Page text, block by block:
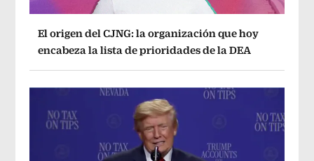
El origen del CJNG: la organización que hoy
encabeza la lista de prioridades de la DEA